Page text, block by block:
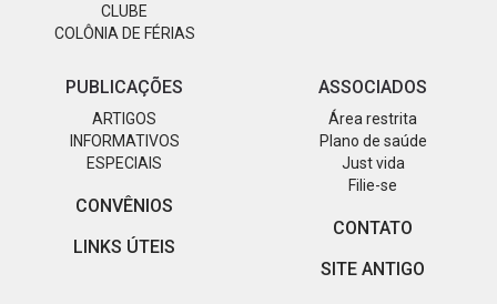
CLUBE
COLÔNIA DE FÉRIAS
PUBLICAÇÕES
ARTIGOS
INFORMATIVOS
ESPECIAIS
CONVÊNIOS
LINKS ÚTEIS
ASSOCIADOS
Área restrita
Plano de saúde
Just vida
Filie-se
CONTATO
SITE ANTIGO